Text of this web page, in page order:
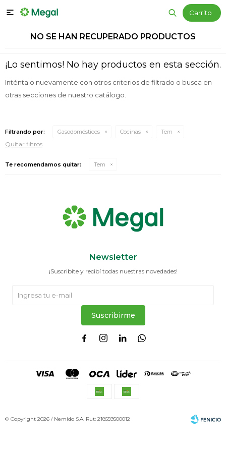

NO SE HAN RECUPERADO PRODUCTOS
¡Lo sentimos! No hay productos en esta sección.
Inténtalo nuevamente con otros criterios de filtrado o busca en
otras secciones de nuestro catálogo.
Filtrando por: Gasodomésticos Cocinas Tem
Quitar filtros
Te recomendamos quitar: Tem
Newsletter
¡Suscribite y recibí todas nuestras novedades!
Suscribirme
   
© Copyright 2026 / Nemido S.A. Rut: 218559500012